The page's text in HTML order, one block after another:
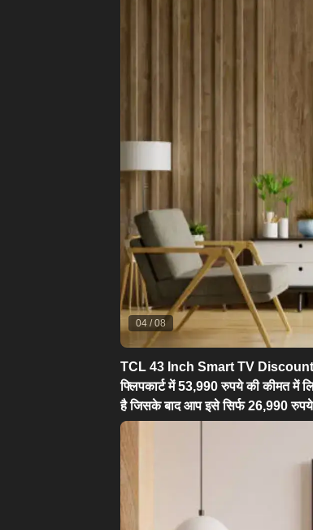
04 /08
TCL 43 Inch Smart TV
फ्लिपकार्ट में 53,990 रुपये की कीमत में
है जिसके बाद आप इसे सिर्फ 26,990 रुपये